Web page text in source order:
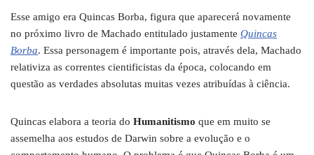
Esse amigo era Quincas Borba, figura que aparecerá novamente
no próximo livro de Machado entitulado justamente Quincas
Borba. Essa personagem é importante pois, através dela, Machado
relativiza as correntes cientificistas da época, colocando em
questão as verdades absolutas muitas vezes atribuídas à ciência.
Quincas elabora a teoria do Humanitismo que em muito se
assemelha aos estudos de Darwin sobre a evolução e o